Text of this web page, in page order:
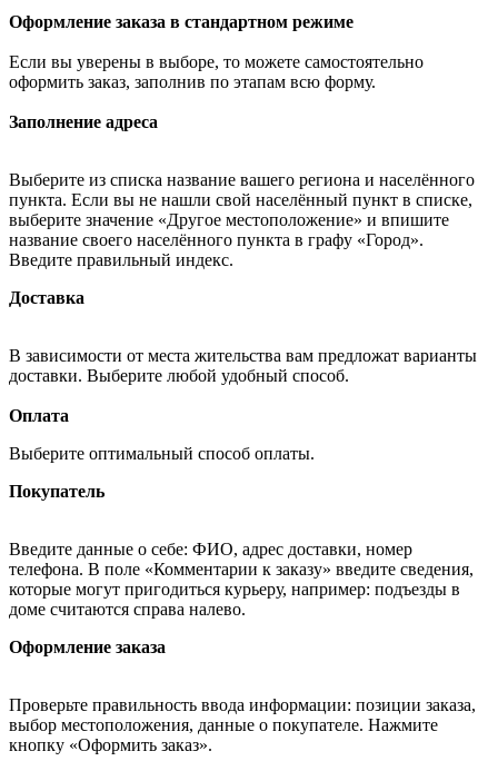
Оформление заказа в стандартном режиме
Если вы уверены в выборе, то можете самостоятельно
оформить заказ, заполнив по этапам всю форму.
Заполнение адреса
Выберите из списка название вашего региона и населённого
пункта. Если вы не нашли свой населённый пункт в списке,
выберите значение «Другое местоположение» и впишите
название своего населённого пункта в графу «Город».
Введите правильный индекс.
Доставка
В зависимости от места жительства вам предложат варианты
доставки. Выберите любой удобный способ.
Оплата
Выберите оптимальный способ оплаты.
Покупатель
Введите данные о себе: ФИО, адрес доставки, номер
телефона. В поле «Комментарии к заказу» введите сведения,
которые могут пригодиться курьеру, например: подъезды в
доме считаются справа налево.
Оформление заказа
Проверьте правильность ввода информации: позиции заказа,
выбор местоположения, данные о покупателе. Нажмите
кнопку «Оформить заказ».